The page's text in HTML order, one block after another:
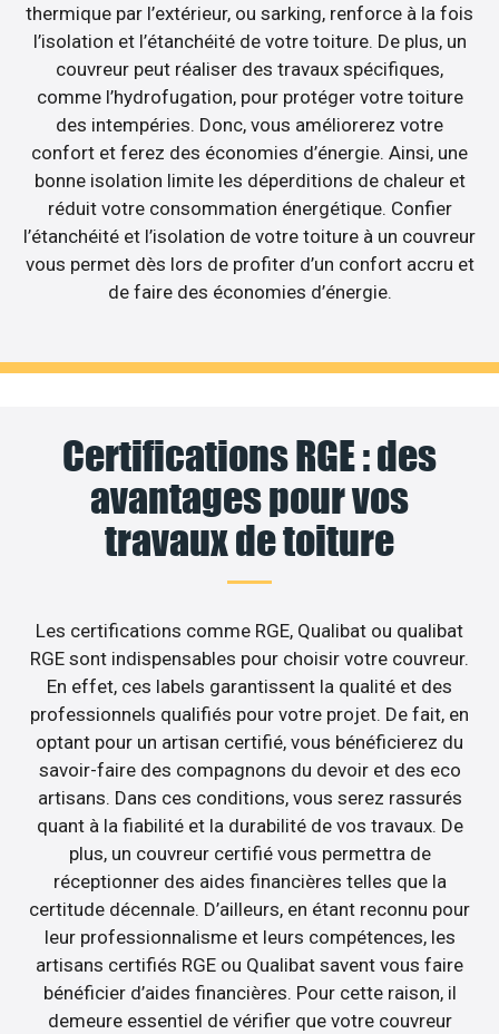
thermique par l’extérieur, ou sarking, renforce à la fois
l’isolation et l’étanchéité de votre toiture. De plus, un
couvreur peut réaliser des travaux spécifiques,
comme l’hydrofugation, pour protéger votre toiture
des intempéries. Donc, vous améliorerez votre
confort et ferez des économies d’énergie. Ainsi, une
bonne isolation limite les déperditions de chaleur et
réduit votre consommation énergétique. Confier
l’étanchéité et l’isolation de votre toiture à un couvreur
vous permet dès lors de profiter d’un confort accru et
de faire des économies d’énergie.
Certifications RGE : des
avantages pour vos
travaux de toiture
Les certifications comme RGE, Qualibat ou qualibat
RGE sont indispensables pour choisir votre couvreur.
En effet, ces labels garantissent la qualité et des
professionnels qualifiés pour votre projet. De fait, en
optant pour un artisan certifié, vous bénéficierez du
savoir-faire des compagnons du devoir et des eco
artisans. Dans ces conditions, vous serez rassurés
quant à la fiabilité et la durabilité de vos travaux. De
plus, un couvreur certifié vous permettra de
réceptionner des aides financières telles que la
certitude décennale. D’ailleurs, en étant reconnu pour
leur professionnalisme et leurs compétences, les
artisans certifiés RGE ou Qualibat savent vous faire
bénéficier d’aides financières. Pour cette raison, il
demeure essentiel de vérifier que votre couvreur